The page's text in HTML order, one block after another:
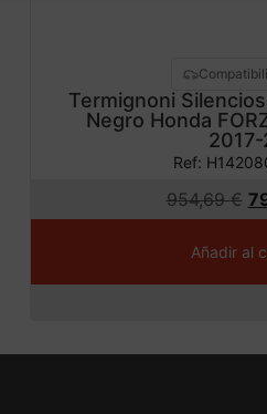
Termignoni
Negro Honda
2017-
Ref:
954,69€
Añadir al